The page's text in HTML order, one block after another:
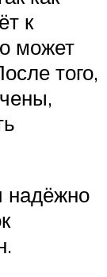
к
может
того,
надёжно